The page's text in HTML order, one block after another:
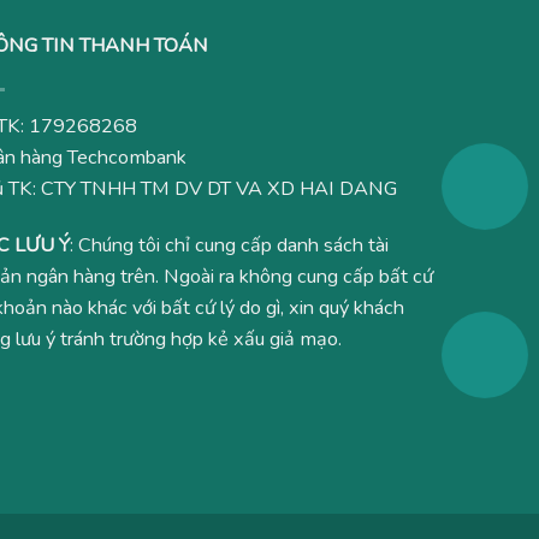
TIN THANH TOÁN
179268268
hàng Techcombank
TK: CTY TNHH TM DV DT VA XD HAI DANG
LƯU Ý: Chúng tôi chỉ cung cấp danh sách tài
ngân hàng trên. Ngoài ra không cung cấp bất cứ
nào khác với bất cứ lý do gì, xin quý khách
lưu ý tránh trường hợp kẻ xấu giả mạo.